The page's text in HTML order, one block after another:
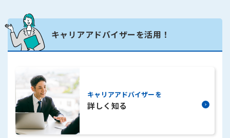
キャリアアドバイザーを活用！
詳しく知る